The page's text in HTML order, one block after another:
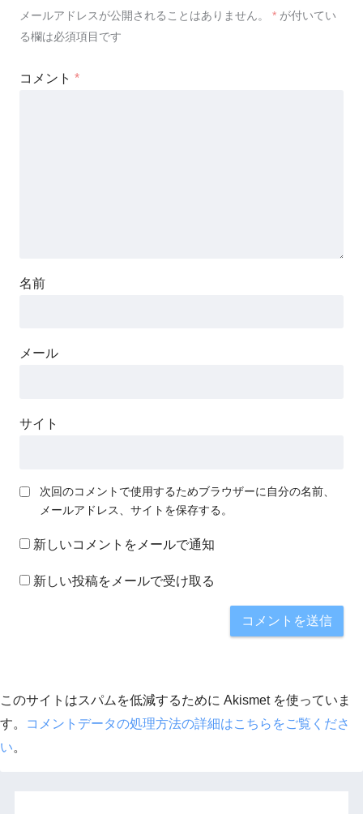
メールアドレスが公開されることはありません。 * が付いてい
る欄は必須項目です
コメント *
名前
メール
サイト
次回のコメントで使用するためブラウザーに自分の名前、
メールアドレス、サイトを保存する。
新しいコメントをメールで通知
新しい投稿をメールで受け取る
このサイトはスパムを低減するために Akismet を使っていま
す。
コメントデータの処理方法の詳細はこちらをご覧くださ
い。